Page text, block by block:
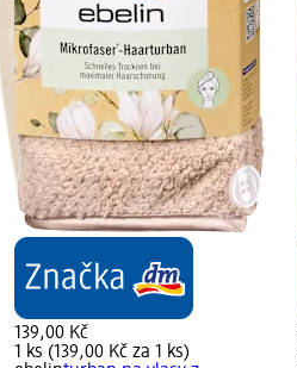
139,00 Kč
1 ks (139,00 Kč za 1 ks)